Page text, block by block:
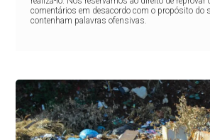
comentários em desacordo com o propósito do
contenham palavras ofensivas.